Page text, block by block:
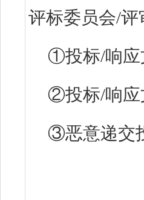
评标委员会/
①投标/响应
②投标/响应
③恶意递交